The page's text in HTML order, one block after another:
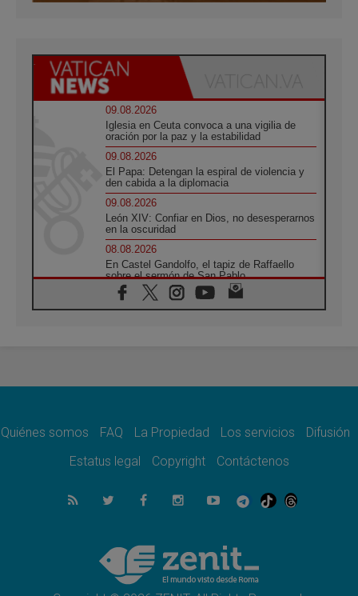
09.08.2026
Iglesia en Ceuta convoca a una vigilia de
oración por la paz y la estabilidad
09.08.2026
El Papa: Detengan la espiral de violencia y
den cabida a la diplomacia
09.08.2026
León XIV: Confiar en Dios, no desesperarnos
en la oscuridad
08.08.2026
En Castel Gandolfo, el tapiz de Raffaello
sobre el sermón de San Pablo
08.08.2026
En Colombia, «la paz no se compra con una
08.08.2026
08.08.2026
del Buen Consejo de Genazzano
Filipinas: el Vicariato Apostólico de Calapán
se convierte en diócesis
Honduras: Los desplazados invisibles de una
crisis olvidada
Quiénes somos FAQ La Propiedad Los servicios
Difusión
Estatus legal
Copyright Contáctenos